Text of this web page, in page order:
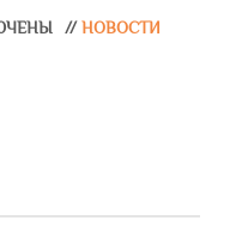
// НОВОСТИ